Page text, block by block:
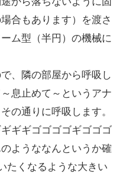
合もあります）を渡さ
ム型（半円）の機械に
、隣の部屋から呼吸し
息止めて～というアナ
の通りに呼吸します。
ギギゴゴゴゴギゴゴゴ
ようななんというか確
たくなるような大きい